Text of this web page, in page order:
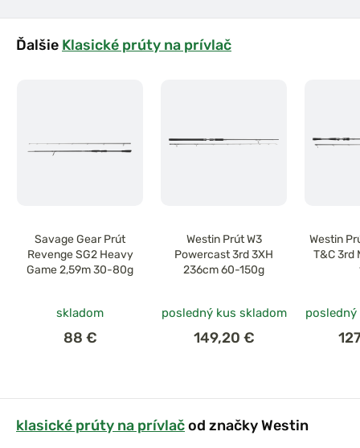
Ďalšie Klasické prúty na prívlač
Savage Gear Prút
Revenge SG2 Heavy
Game 2,59m 30-80g
skladom
88 €
Westin Prút W3
Powercast 3rd 3XH
236cm 60-150g
posledný kus skladom
149,20 €
Westin
T&C 3rd
klasické prúty na prívlačod značky Westin